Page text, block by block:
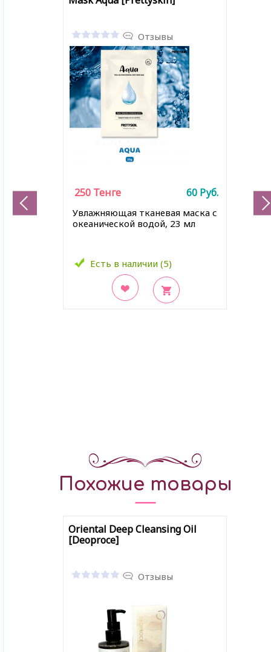
Отзывы
Увлажняющая тканевая маска с
океанической водой, 23 мл
Есть в наличии (5)
250 Тенге 60 Руб.
Похожие товары
Oriental Deep Cleansing Oil
[Deoproce]
Отзывы